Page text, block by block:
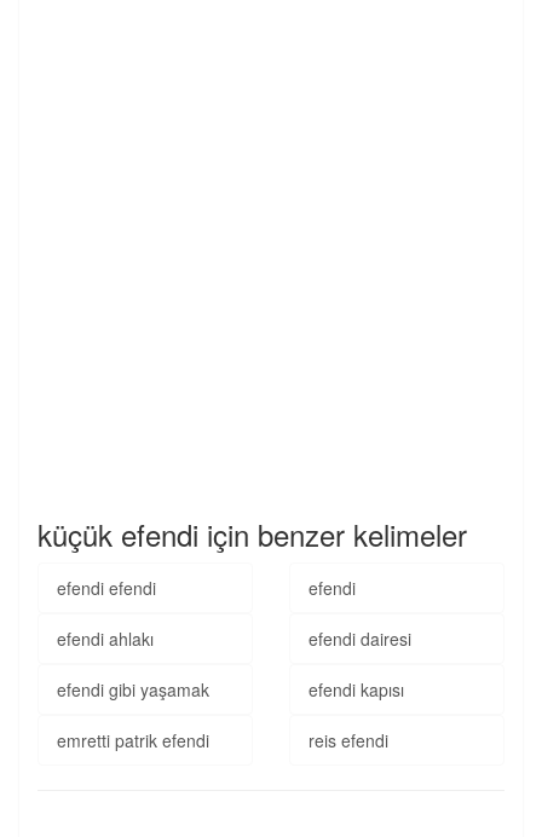
küçük efendi için benzer kelimeler
efendi efendi efendi
efendi ahlakı efendi dairesi
efendi gibi yaşamak efendi kapısı
emretti patrik efendi reis efendi